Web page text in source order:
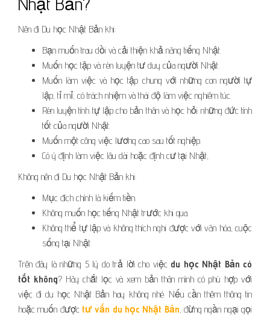
Nên đi Du học Nhật Bản khi:
Bạn muốn trau dồi và cải thiện khả năng tiếng Nhật.
Muốn học tập và rèn luyện tư duy của người Nhật.
Muốn làm việc và học tập chung với những con người tự
lập, tỉ mỉ, có trách nhiệm và thái độ làm việc nghiêm túc.
Rèn luyện tính tự lập cho bản thân và học hỏi những đức tính
tốt của người Nhật.
Muốn một công việc lương cao sau tốt nghiệp.
Có ý định làm việc lâu dài hoặc định cư tại Nhật,
Không nên đi Du học Nhật Bản khi:
Mục đích chính là kiếm tiền.
Không muốn học tiếng Nhật trước khi qua.
Không thể tự lập và không thích nghi được với văn hóa, cuộc
sống tại Nhật.
Trên đây là những 5 lý do trả lời cho việc du học Nhật Bản có
tốt không? Hãy chắt lọc và xem bản thân mình có phù hợp với
việc đi du học Nhật Bản hay không nhé. Nếu cần thêm thông tin
hoặc muốn được tư vấn du học Nhật Bản, đừng ngần ngại gọi